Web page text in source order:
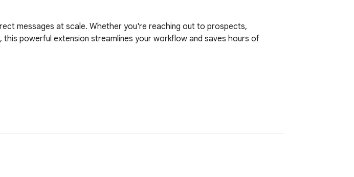
messages at scale. Whether you're reaching out to prospects,
powerful extension streamlines your workflow and saves hours of